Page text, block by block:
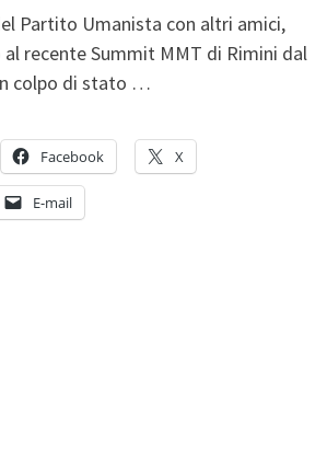
Partito Umanista con altri amici,
recente Summit MMT di Rimini dal
colpo di stato …
Facebook X
E-mail